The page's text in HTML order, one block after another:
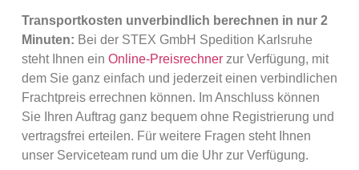
Transportkosten unverbindlich berechnen in nur 2
Minuten: Bei der STEX GmbH Spedition Karlsruhe
steht Ihnen ein Online-Preisrechnerzur Verfügung, mit
dem Sie ganz einfach und jederzeit einen verbindlichen
Frachtpreis errechnen können. Im Anschluss können
Sie Ihren Auftrag ganz bequem ohne Registrierung und
vertragsfrei erteilen. Für weitere Fragen steht Ihnen
unser Serviceteam rund um die Uhr zur Verfügung.